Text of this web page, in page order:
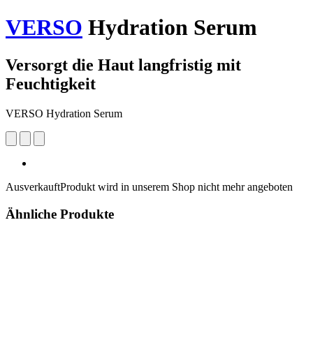
VERSO Hydration Serum
Versorgt die Haut langfristig mit
Feuchtigkeit
VERSO Hydration Serum
AusverkauftProdukt wird in unserem Shop nicht mehr angeboten
Ähnliche Produkte